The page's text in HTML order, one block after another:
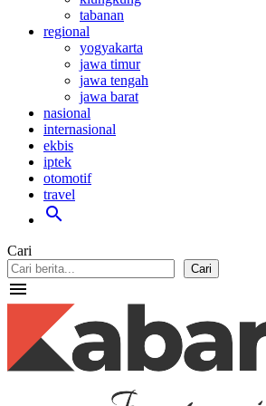
tabanan
regional
yogyakarta
jawa timur
jawa tengah
jawa barat
nasional
internasional
ekbis
iptek
otomotif
travel
search
Cari
Cari
menu